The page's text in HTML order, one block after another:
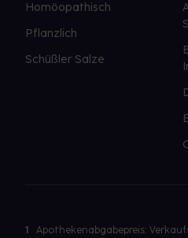
Homöopathisch
Pflanzlich
Schüßler Salze
1
Apothekenabgabepreis: